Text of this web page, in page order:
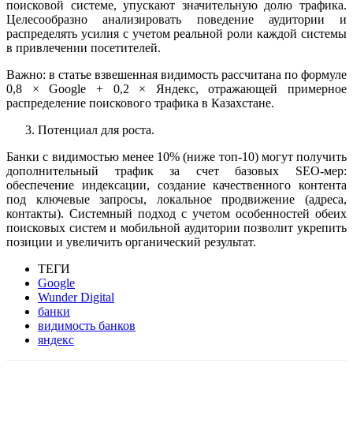
поисковой системе, упускают значительную долю трафика.
Целесообразно анализировать поведение аудитории и
распределять усилия с учетом реальной роли каждой системы
в привлечении посетителей.
Важно: в статье взвешенная видимость рассчитана по формуле
0,8 × Google + 0,2 × Яндекс, отражающей примерное
распределение поискового трафика в Казахстане.
Потенциал для роста.
Банки с видимостью менее 10% (ниже топ-10) могут получить
дополнительный трафик за счет базовых SEO-мер:
обеспечение индексации, создание качественного контента
под ключевые запросы, локальное продвижение (адреса,
контакты). Системный подход с учетом особенностей обеих
поисковых систем и мобильной аудитории позволит укрепить
позиции и увеличить органический результат.
ТЕГИ
Google
Wunder Digital
банки
видимость банков
яндекс